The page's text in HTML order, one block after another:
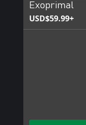
Exoprimal
USD$59.99+